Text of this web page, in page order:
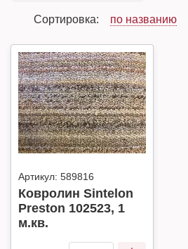
Сортировка: по названию
Артикул: 589816
Ковролин Sintelon
Preston 102523, 1
м.кв.